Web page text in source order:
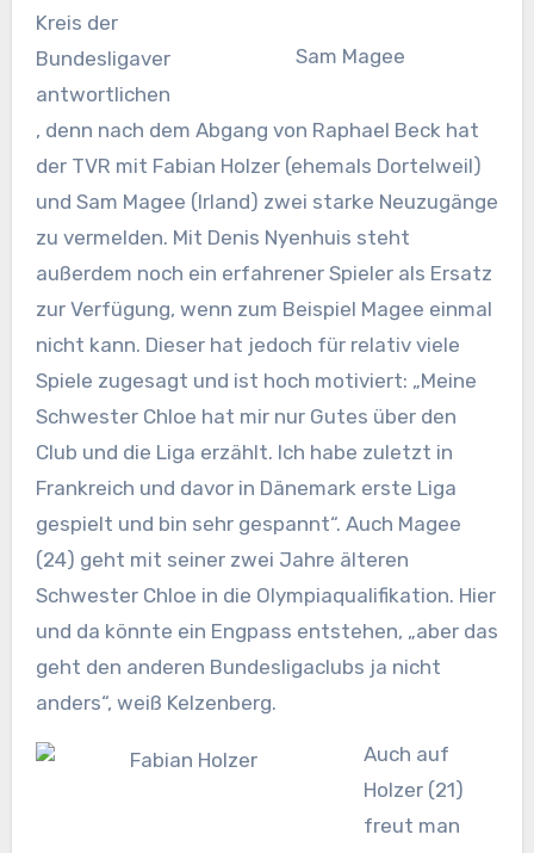
Sam Magee
Kreis der
Bundesligaver
antwortlichen
, denn nach dem Abgang von Raphael Beck hat
der TVR mit Fabian Holzer (ehemals Dortelweil)
und Sam Magee (Irland) zwei starke Neuzugänge
zu vermelden. Mit Denis Nyenhuis steht
außerdem noch ein erfahrener Spieler als Ersatz
zur Verfügung, wenn zum Beispiel Magee einmal
nicht kann. Dieser hat jedoch für relativ viele
Spiele zugesagt und ist hoch motiviert: „Meine
Schwester Chloe hat mir nur Gutes über den
Club und die Liga erzählt. Ich habe zuletzt in
Frankreich und davor in Dänemark erste Liga
gespielt und bin sehr gespannt“. Auch Magee
(24) geht mit seiner zwei Jahre älteren
Schwester Chloe in die Olympiaqualifikation. Hier
und da könnte ein Engpass entstehen, „aber das
geht den anderen Bundesligaclubs ja nicht
anders“, weiß Kelzenberg.
Auch auf
Holzer (21)
freut man